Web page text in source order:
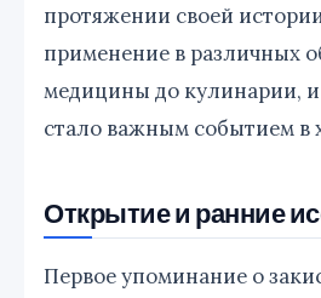
протяжении своей
применение в различных
медицины до кулинарии,
стало важным событием в
Открытие и ранние
Первое упоминание о